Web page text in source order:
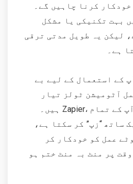
کرنا چاہیں گے۔
بہت تکنیکی یا مشکل
لیکن یہ طویل مدتی ترقی
ہے۔
کے استعمال کے لیے بے
آٹومیشن ٹولز تیار
ہیں۔ Zapier، مثال کے طور پر، آپ کے تمام
ساتھ “زپ” کر سکتا ہے،
عمل کو خودکار کر
پر منٹ بہ منٹ ختم ہو